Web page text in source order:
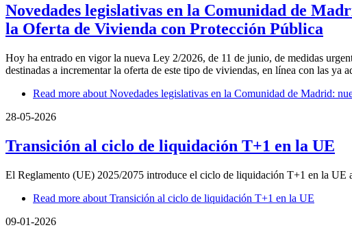
Novedades legislativas en la Comunidad de
la Oferta de Vivienda con Protección Pública
Hoy ha entrado en vigor la nueva Ley 2/2026, de 11 de junio, de medidas
destinadas a incrementar la oferta de este tipo de viviendas, en línea con las
Read more about Novedades legislativas en la Comunidad de Madrid:
28-05-2026
Transición al ciclo de liquidación T+1 en la UE
El Reglamento (UE) 2025/2075 introduce el ciclo de liquidación T+1 en la UE
Read more about Transición al ciclo de liquidación T+1 en la UE
09-01-2026